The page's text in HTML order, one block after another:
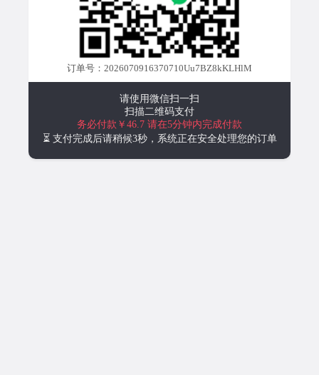
订单号：2026070916370710Uu7BZ8kKLHlM
请使用微信扫一扫
扫描二维码支付
务必付款￥46.7 请在5分钟内完成付款
⏳ 支付完成后请稍候3秒，系统正在安全处理您的订单